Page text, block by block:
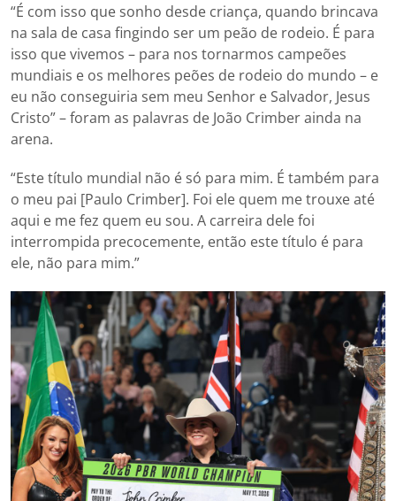
“É com isso que sonho desde criança, quando brincava
na sala de casa fingindo ser um peão de rodeio. É para
isso que vivemos – para nos tornarmos campeões
mundiais e os melhores peões de rodeio do mundo – e
eu não conseguiria sem meu Senhor e Salvador, Jesus
Cristo” – foram as palavras de João Crimber ainda na
arena.
“Este título mundial não é só para mim. É também para
o meu pai [Paulo Crimber]. Foi ele quem me trouxe até
aqui e me fez quem eu sou. A carreira dele foi
interrompida precocemente, então este título é para
ele, não para mim.”